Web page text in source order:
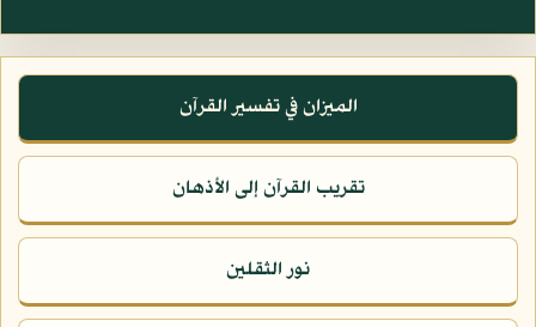
الميزان في تفسير القرآن
تقريب القرآن إلى الأذهان
نور الثقلين